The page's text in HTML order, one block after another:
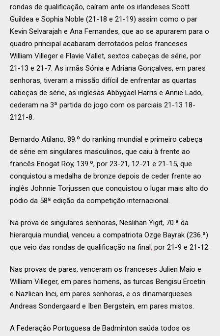
rondas de qualificação, caíram ante os irlandeses Scott
Guildea e Sophia Noble (21-18 e 21-19) assim como o par
Kevin Selvarajah e Ana Fernandes, que ao se apurarem para o
quadro principal acabaram derrotados pelos franceses
William Villeger e Flavie Vallet, sextos cabeças de série, por
21-13 e 21-7. As irmãs Sónia e Adriana Gonçalves, em pares
senhoras, tiveram a missão difícil de enfrentar as quartas
cabeças de série, as inglesas Abbygael Harris e Annie Lado,
cederam na 3ª partida do jogo com os parciais 21-13 18-
2121-8.
Bernardo Atilano, 89.º do ranking mundial e primeiro cabeça
de série em singulares masculinos, que caiu à frente ao
francês Enogat Roy, 139.º, por 23-21, 12-21 e 21-15, que
conquistou a medalha de bronze depois de ceder frente ao
inglês Johnnie Torjussen que conquistou o lugar mais alto do
pódio da 58ª edição da competição internacional.
Na prova de singulares senhoras, Neslihan Yigit, 70.ª da
hierarquia mundial, venceu a compatriota Ozge Bayrak (236.ª)
que veio das rondas de qualificação na final, por 21-9 e 21-12.
Nas provas de pares, venceram os franceses Julien Maio e
William Villeger, em pares homens, as turcas Bengisu Ercetin
e Nazlican Inci, em pares senhoras, e os dinamarqueses
Andreas Sondergaard e Iben Bergstein, em pares mistos.
A Federação Portuguesa de Badminton saúda todos os